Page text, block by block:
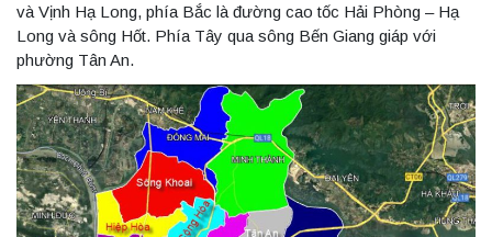
và Vịnh Hạ Long, phía Bắc là đường cao tốc Hải Phòng – Hạ
Long và sông Hốt. Phía Tây qua sông Bến Giang giáp với
phường Tân An.